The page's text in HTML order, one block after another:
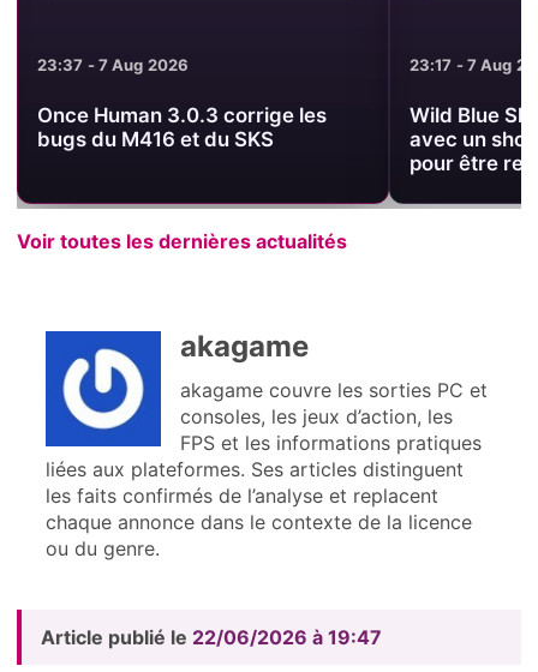
23:17 - 7 Aug 2026
Wild Blue Skies sortira le 13 août
avec un shooter arcade pensé
21:51 - 7 Aug
THQ Nordic
annonces
Voir toutes les dernières actualités
akagame
akagame couvre les sorties PC et
consoles, les jeux d’action, les
FPS et les informations pratiques
liées aux plateformes. Ses articles distinguent
les faits confirmés de l’analyse et replacent
chaque annonce dans le contexte de la licence
ou du genre.
Article publié le 22/06/2026 à 19:47